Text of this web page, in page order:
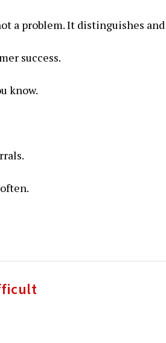
a problem. It distinguishes
success.
know.